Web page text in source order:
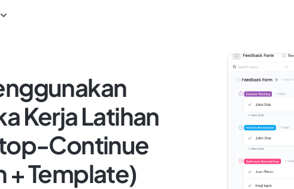
Kerja Latihan
Continue
+ Template)